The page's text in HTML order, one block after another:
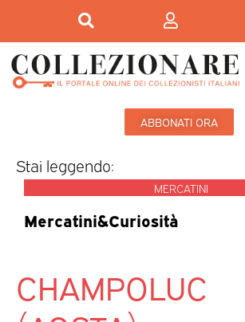
ABBONATI ORA
Stai leggendo:
MERCATINI
Mercatini&Curiosità
CHAMPOLUC